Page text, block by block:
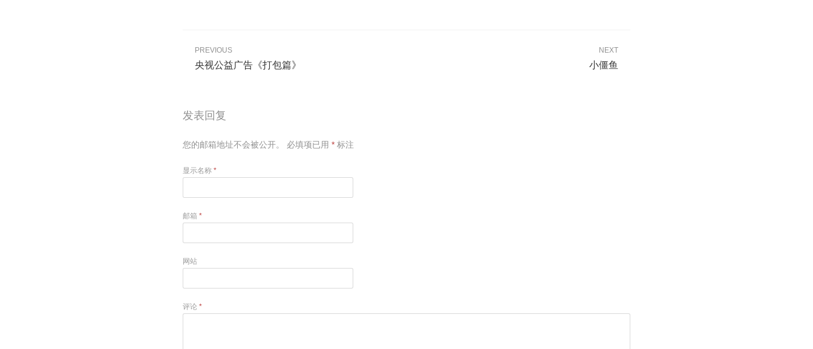
PREVIOUS
央视公益广告《打包篇》
NEXT
小僵鱼
发表回复
您的邮箱地址不会被公开。 必填项已用 * 标注
显示名称 *
邮箱 *
网站
评论 *